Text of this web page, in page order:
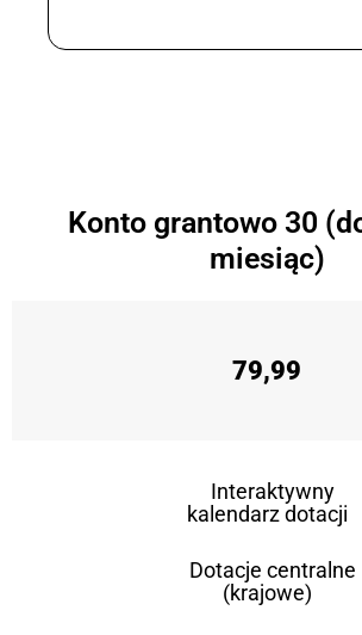
Konto grantowo 30
miesiąc)
79,99
Interaktywny
kalendarz dotacji
Dotacje centralne
(krajowe)